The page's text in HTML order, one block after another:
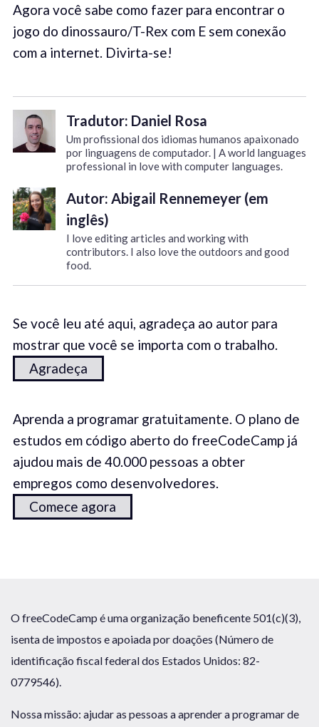
Agora você sabe como fazer para encontrar o
jogo do dinossauro/T-Rex com E sem conexão
com a internet. Divirta-se!
Tradutor: Daniel Rosa
Um profissional dos idiomas humanos apaixonado
por linguagens de computador. | A world languages
professional in love with computer languages.
Autor: Abigail Rennemeyer (em
inglês)
I love editing articles and working with
contributors. I also love the outdoors and good
food.
Se você leu até aqui, agradeça ao autor para
mostrar que você se importa com o trabalho.
Agradeça
Aprenda a programar gratuitamente. O plano de
estudos em código aberto do freeCodeCamp já
ajudou mais de 40.000 pessoas a obter
empregos como desenvolvedores.
Comece agora
O freeCodeCamp é uma organização beneficente 501(c)(3),
isenta de impostos e apoiada por doações (Número de
identificação fiscal federal dos Estados Unidos: 82-
0779546).
Nossa missão: ajudar as pessoas a aprender a programar de